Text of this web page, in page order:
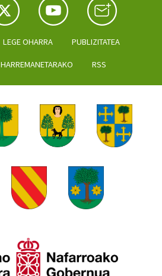
LEGE OHARRA PUBLIZITATEA
HARREMANETARAKO RSS